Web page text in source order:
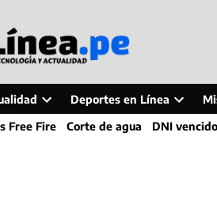
Open
dropdown
Deportes en Línea
Open
dropdown
Free Fire Corte de agua DNI vencido